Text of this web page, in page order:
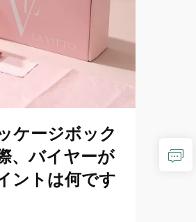
ケージボック
、バイヤーが
ントは何です
レ